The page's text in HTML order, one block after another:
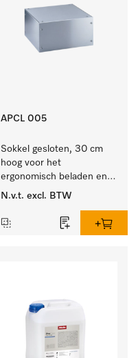
APCL 005
Sokkel gesloten, 30 cm
hoog voor het
ergonomisch beladen en
legen van de wasmachine
N.v.t. excl. BTW